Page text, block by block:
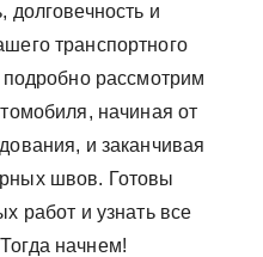
долговечность и
транспортного
рассмотрим
начиная от
и заканчивая
швов. Готовы
работ и узнать все
начнем!